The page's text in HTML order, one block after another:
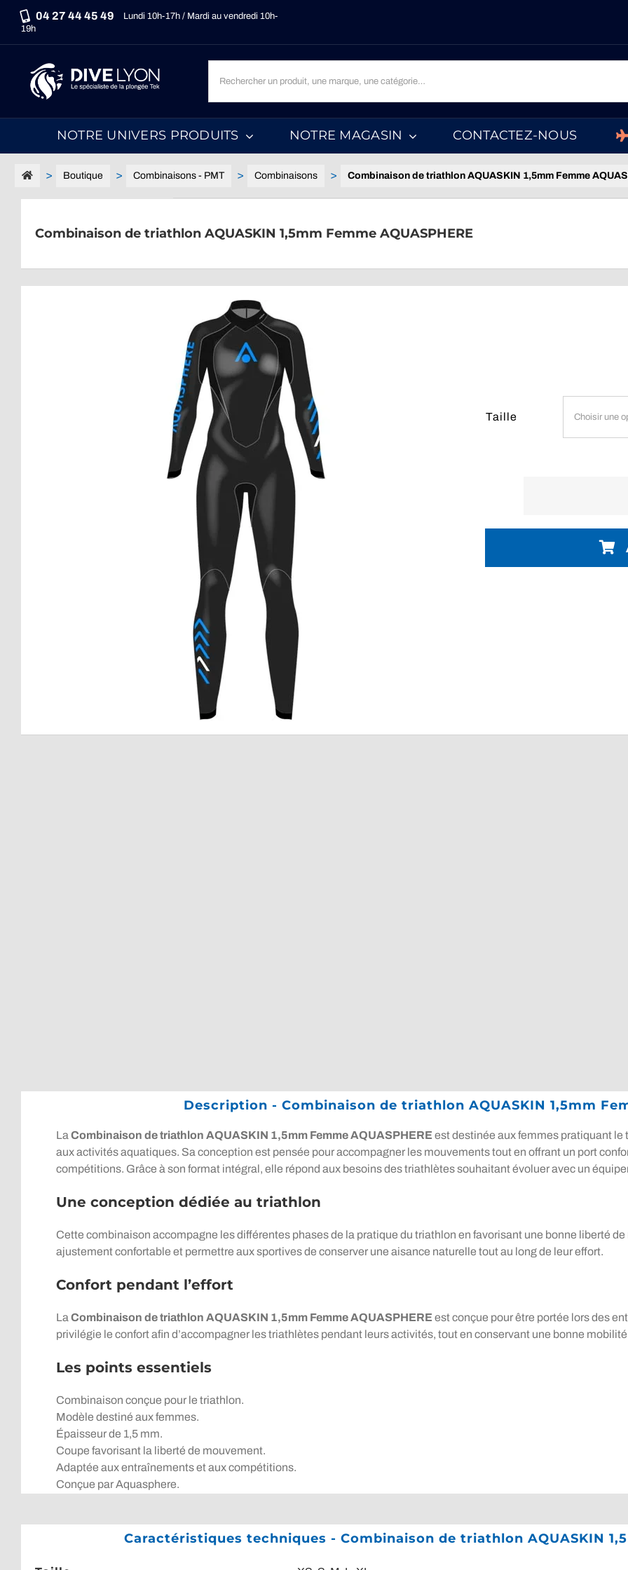
Passer
04 27 44 45 49
Lundi 10h-17h / Mardi au vendredi 10h-
19h
un
produit,
une
marque,
une
NOTRE UNIVERS PRODUITS NOTRE MAGASIN CONTACTEZ-NOUS
Boutique Combinaisons - PMT Combinaisons Combinaison de triathlon AQUASKIN 1,5mm Femme
Combinaison de triathlon AQUASKIN 1,5mm Femme AQUASPHERE
Taille
Description - Combinaison de triathlon AQUASKIN 1,5mm
La Combinaison de triathlon AQUASKIN 1,5mm Femme AQUASPHERE est destinée aux femmes pratiquant
aux activités aquatiques. Sa conception est pensée pour accompagner les mouvements tout en offrant un port
compétitions. Grâce à son format intégral, elle répond aux besoins des triathlètes souhaitant évoluer avec un
Une conception dédiée au triathlon
Cette combinaison accompagne les différentes phases de la pratique du triathlon en favorisant une bonne liberté
ajustement confortable et permettre aux sportives de conserver une aisance naturelle tout au long de leur effort.
Confort pendant l’effort
La Combinaison de triathlon AQUASKIN 1,5mm Femme AQUASPHERE est conçue pour être portée lors des
privilégie le confort afin d’accompagner les triathlètes pendant leurs activités, tout en conservant une bonne
Les points essentiels
Combinaison conçue pour le triathlon.
Modèle destiné aux femmes.
Épaisseur de 1,5 mm.
Coupe favorisant la liberté de mouvement.
Adaptée aux entraînements et aux compétitions.
Conçue par Aquasphere.
Caractéristiques techniques - Combinaison de triathlon AQUASKIN